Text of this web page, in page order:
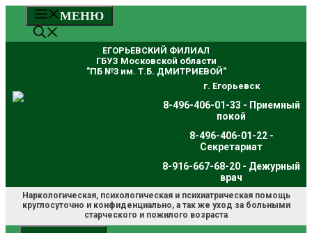
Перейти
содержимому
МЕНЮ
ЕГОРЬЕВСКИЙ ФИЛИАЛ
ГБУЗ Московской области
"ПБ №3 им. Т.Б. ДМИТРИЕВОЙ"
г. Егорьевск
8-496-406-01-33 - Приемный
покой
8-496-406-01-22 -
Секретариат
8-916-667-68-20 - Дежурный
врач
Наркологическая, психологическая и психиатрическая помощь
круглосуточно и конфиденциально, а так же уход за больными
старческого и пожилого возраста